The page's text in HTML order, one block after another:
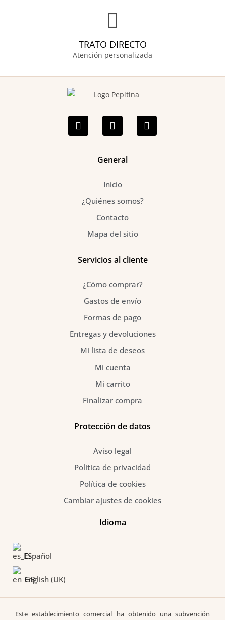
TRATO DIRECTO
Atención personalizada
a
c
e
n
s
t
g
a
m
i
n
t
General
Inicio
¿Quiénes somos?
Contacto
Mapa del sitio
Servicios al cliente
¿Cómo comprar?
Gastos de envío
Formas de pago
Entregas y devoluciones
Mi lista de deseos
Mi cuenta
Mi carrito
Finalizar compra
Protección de datos
Aviso legal
Política de privacidad
Política de cookies
Cambiar ajustes de cookies
Idioma
Español
English (UK)
Este establecimiento comercial ha obtenido una subvención